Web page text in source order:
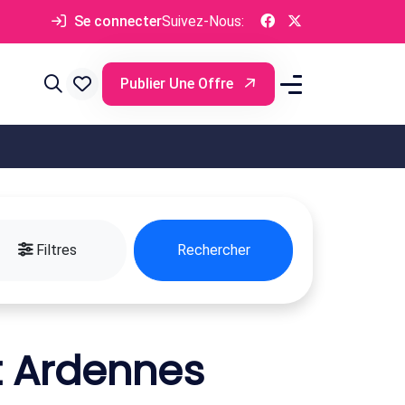
Se connecterSuivez-Nous:
Publier Une Offre
Filtres Rechercher